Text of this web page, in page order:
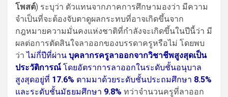
โพสต์) ระบุว่า ตัวแทนจากภาคการศึกษามองว่า มีความ
จำเป็นที่จะต้องจับตาดูผลกระทบที่อาจเกิดขึ้นจาก
กฎหมายความมั่นคงแห่งชาติที่กำลังจะเกิดขึ้นในปีนี้ว่า มี
ผลต่อการตัดสินใจลาออกของบรรดาครูหรือไม่ โดยพบ
ว่าไม่กี่ปีที่ผ่าน บุคลากรครูลาออกจากวิชาชีพสูงสุดเป็น
ประวัติการณ์ โดยอัตราการลาออกในระดับชั้นอนุบาล
สูงสุดอยู่ที่ 17.6% ตามมาด้วยระดับชั้นประถมศึกษา 8.5%
และระดับชั้นมัธยมศึกษา 9.8% ทว่าจำนวนครูที่ลาออก